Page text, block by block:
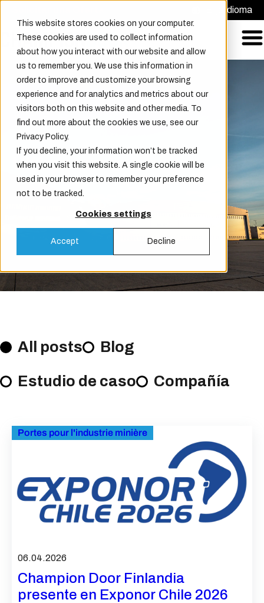
This website stores cookies on your computer.
These cookies are used to collect information
about how you interact with our website and allow
us to remember you. We use this information in
order to improve and customize your browsing
experience and for analytics and metrics about our
visitors both on this website and other media. To
find out more about the cookies we use, see our
Privacy Policy.
If you decline, your information won’t be tracked
when you visit this website. A single cookie will be
used in your browser to remember your preference
not to be tracked.
Cookies settings
Accept Decline
Elija idioma
Últimas noticias
All posts Blog
Estudio de caso Compañía
06.04.2026
Portes pour l'industrie minière
Champion Door Finlandia
presente en Exponor Chile 2026